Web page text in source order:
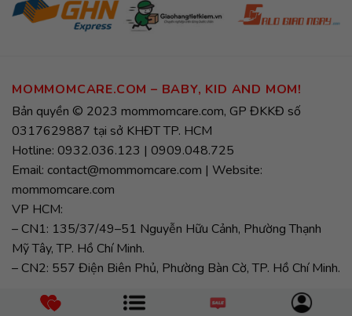
MOMMOMCARE.COM – BABY, KID AND MOM!
Bản quyền © 2023 mommomcare.com, GP ĐKKĐ số
0317629887 tại sở KHĐT TP. HCM
Hotline: 0932.036.123 | 0909.048.725
Email: contact@mommomcare.com | Website:
mommomcare.com
VP HCM:
– CN1: 135/37/49–51 Nguyễn Hữu Cảnh, Phường Thạnh
Mỹ Tây, TP. Hồ Chí Minh.
– CN2: 557 Điện Biên Phủ, Phường Bàn Cờ, TP. Hồ Chí Minh.